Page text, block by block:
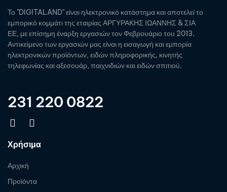
Το "DIGITALAND" είναι ηλεκτρονικό κατάστημα και αποτελεί το
εμπορικό κομμάτι της εταιρίας ΑΡΓΥΡΑΚΗΣ ΙΩΑΝΝΗΣ & ΣΙΑ
ΕΕ, με επίσημη έναρξη εργασιών τον Φεβρουάριο του 2013.
Αντικείμενο των εργασιών μας είναι η εισαγωγή και εμπορία
ηλεκτρονικών προϊόντων, ειδών πληροφορικής, κινητής
τηλεφωνίας και αξεσουάρ, παιχνιδιών και ειδών σπιτιού.
231 220 0822
Χρήσιμα
Αρχική
Προϊόντα